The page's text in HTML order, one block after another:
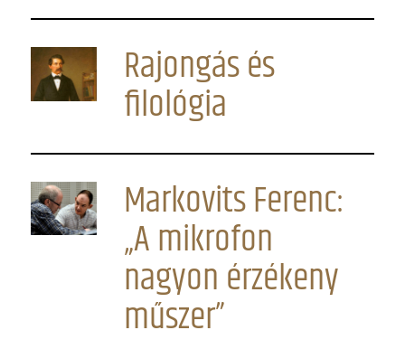
Rajongás és
filológia
Markovits Ferenc:
„A mikrofon
nagyon érzékeny
műszer”